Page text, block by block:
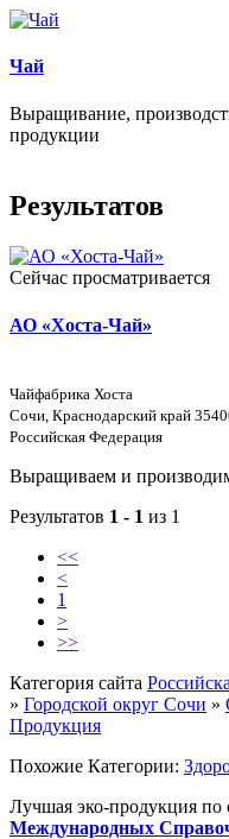
Чай
Выращивание,
продукции
Результатов
Сейчас просматривается
АО «Хоста-Чай»
Чайфабрика Хоста
Сочи, Краснодарский край
Российская Федерация
Выращиваем и
Результатов 1 - 1 из 1
<<
<
1
>
>>
Категория сайта
» Городской округ Сочи »
Продукция
Похожие Категории:
Лучшая эко-продукция по
Международных